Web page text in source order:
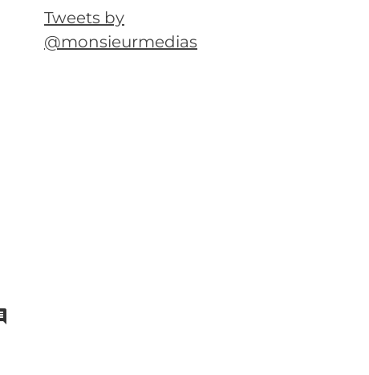
Tweets by
@monsieurmedias